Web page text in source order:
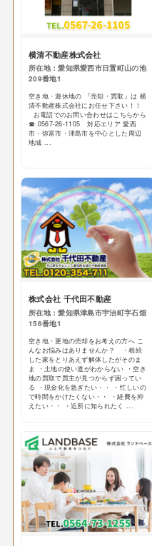
横清不動産株式会社
所在地：愛知県愛西市日置町山の池
209番地1
空き地・遊休地の 『売却・買取』は 横
清不動産株式会社にお任せ下さい！！
お電話でのお問い合わせはこちらから
☎ 0567-26-1105 対応エリア 愛西
市・弥富市・津島市を中心とした周辺
地域 ...
株式会社 千代田不動産
所在地：愛知県津島市宇治町字石畑
156番地1
空き地・更地の売却をお考えの方へ こ
んなお悩みはありませんか？ ・相続
した家をとりあえず解体したがそのま
ま ・土地の使い道がわからない ・空き
地の買取で買主が見つからず困ってい
る ・現金化を急ぎたい・・ ・忙しいの
で時間をかけたくない・・ ・経費を抑
えたい・・ ・近所に知られたく ...